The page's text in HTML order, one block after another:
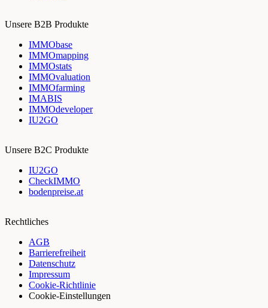
Unsere B2B Produkte
IMMObase
IMMOmapping
IMMOstats
IMMOvaluation
IMMOfarming
IMABIS
IMMOdeveloper
IU2GO
Unsere B2C Produkte
IU2GO
CheckIMMO
bodenpreise.at
Rechtliches
AGB
Barrierefreiheit
Datenschutz
Impressum
Cookie-Richtlinie
Cookie-Einstellungen